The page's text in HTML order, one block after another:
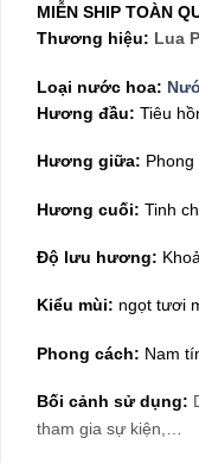
MIỄN SHIP TOÀN
Thương hiệu: Lua
Loại nước hoa:
Hương đầu: Tiêu
Hương giữa:
Hương cuối: Tinh
Độ lưu hương:
Kiểu mùi: ngọt tươi
Phong cách: Nam
Bối cảnh sử dụng:
tham gia sự kiện,…